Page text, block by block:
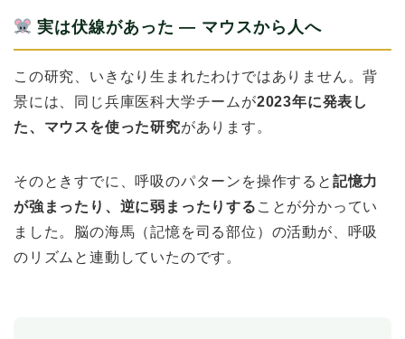
実は伏線があった ― マウスから人へ
この研究、いきなり生まれたわけではありません。背
景には、同じ兵庫医科大学チームが2023年に発表し
た、マウスを使った研究があります。
そのときすでに、呼吸のパターンを操作すると 記憶力
が強まったり、逆に弱まったりする ことが分かってい
ました。脳の海馬（記憶を司る部位）の活動が、呼吸
のリズムと連動していたのです。